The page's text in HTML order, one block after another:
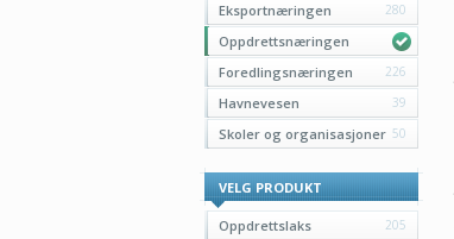
Eksportnæringen 280
Oppdrettsnæringen
Foredlingsnæringen
226
Havnevesen 39
Skoler og organisasjoner 50
VELG PRODUKT
Oppdrettslaks 205